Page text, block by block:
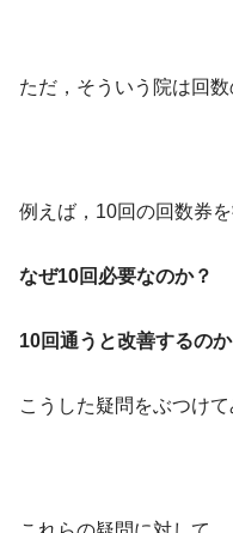
ただ，そういう院は回
例えば，10回の回数券
なぜ10回必要なのか？
10回通うと改善するのか
こうした疑問をぶつけて